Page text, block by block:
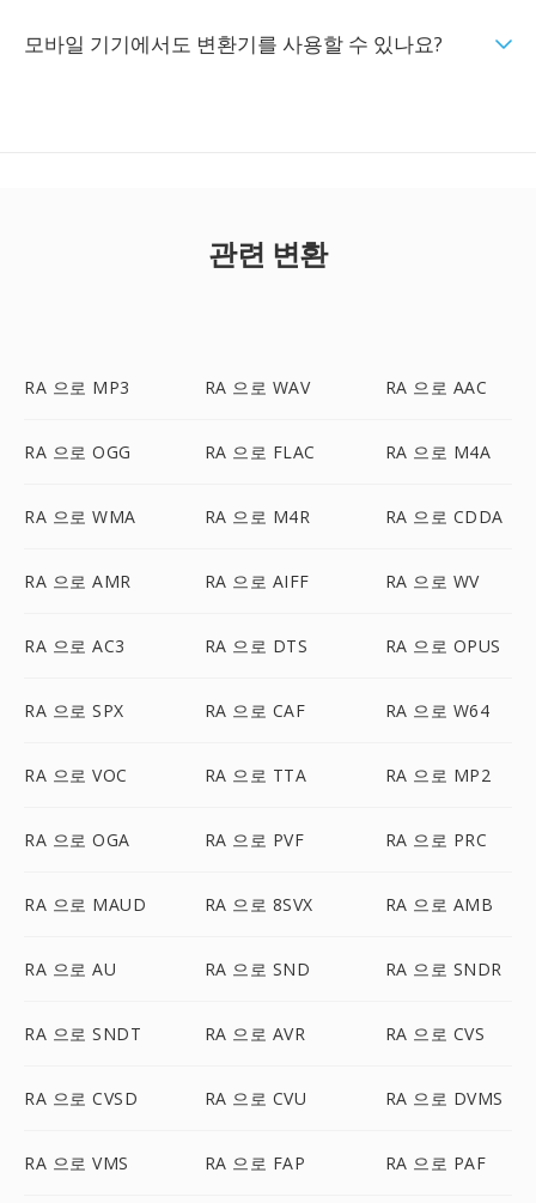
모바일 기기에서도 변환기를 사용할 수 있나요?
관련 변환
RA 으로 MP3 RA 으로 WAV RA 으로 AAC
RA 으로 OGG RA 으로 FLAC RA 으로 M4A
RA 으로 WMA RA 으로 M4R RA 으로 CDDA
RA 으로 AMR RA 으로 AIFF RA 으로 WV
RA 으로 AC3 RA 으로 DTS RA 으로 OPUS
RA 으로 SPX RA 으로 CAF RA 으로 W64
RA 으로 VOC RA 으로 TTA RA 으로 MP2
RA 으로 OGA RA 으로 PVF RA 으로 PRC
RA 으로 MAUD RA 으로 8SVX RA 으로 AMB
RA 으로 AU RA 으로 SND RA 으로 SNDR
RA 으로 SNDT RA 으로 AVR RA 으로 CVS
RA 으로 CVSD RA 으로 CVU RA 으로 DVMS
RA 으로 VMS RA 으로 FAP RA 으로 PAF